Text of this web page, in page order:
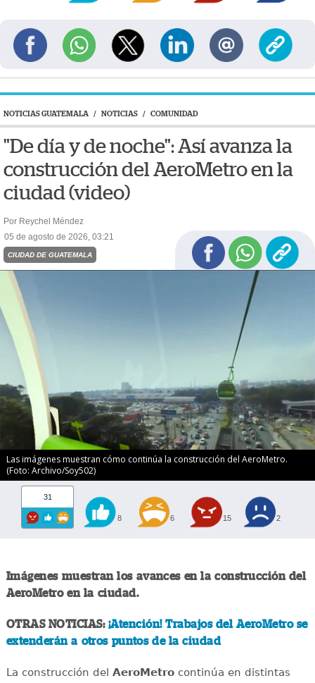
NOTICIAS GUATEMALA / NOTICIAS / COMUNIDAD
"De día y de noche": Así avanza la
construcción del AeroMetro en la
ciudad (video)
Por Reychel Méndez
05 de agosto de 2026, 03:21
CIUDAD DE GUATEMALA
Las imágenes muestran cómo continúa la construcción del AeroMetro.
(Foto: Archivo/Soy502)
31
8 6 15 2
Imágenes muestran los avances en la construcción del
AeroMetro en la ciudad.
OTRAS NOTICIAS: ¡Atención! Trabajos del AeroMetro se
extenderán a otros puntos de la ciudad
La construcción del AeroMetrocontinúa en distintas